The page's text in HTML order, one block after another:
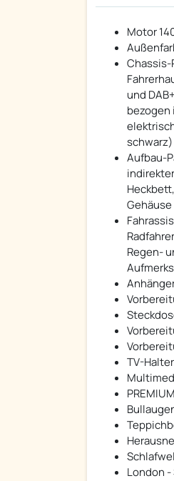
Motor
Chassis-
und
schwarz)
Aufbau-
Regen-
TV-Halter
London